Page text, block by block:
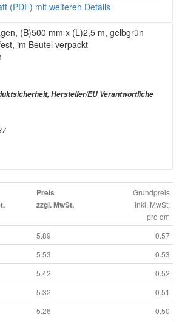
(PDF) mit weiteren Details
(B)500 mm x (L)2,5 m, gelbgrün
im Beutel verpackt
Hersteller/EU Verantwortliche
Preis
zzgl. MwSt.
Grundpreis
inkl. MwSt.
pro qm
5.89 0.57
5.53 0.53
5.42 0.52
5.32 0.51
5.26 0.50